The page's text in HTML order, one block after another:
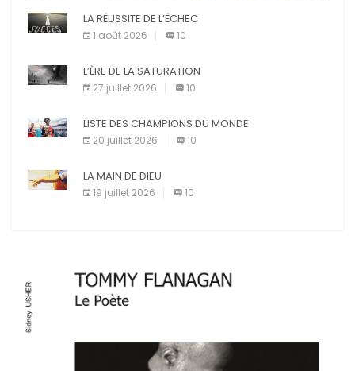
LA RÉUSSITE DE L’ÉCHEC
1 août 2026 10
L’ÈRE DE LA SATURATION
27 juillet 2026 10
LISTE DES CHAMPIONS DU MONDE
20 juillet 2026 10
LA MAIN DE DIEU
19 juillet 2026 10